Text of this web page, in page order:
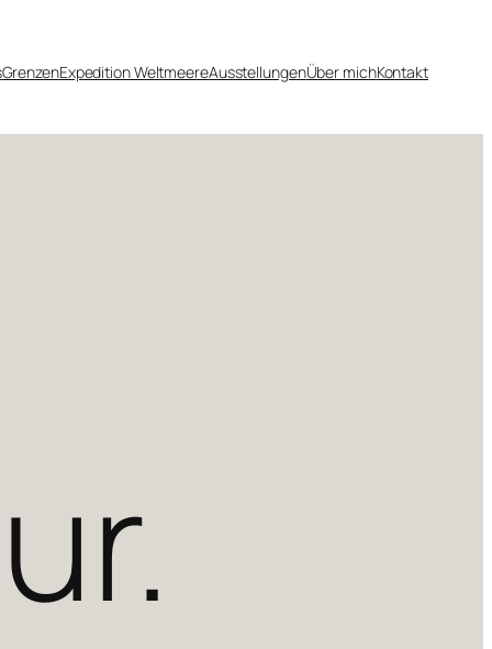
GrenzenExpedition WeltmeereAusstellungenÜber michKontakt